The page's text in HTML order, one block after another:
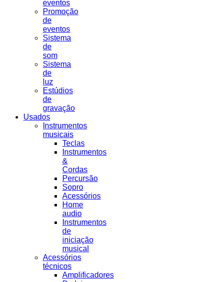
eventos
Promoção
de
eventos
Sistema
de
som
Sistema
de
luz
Estúdios
de
gravação
Usados
Instrumentos
musicais
Teclas
Instrumentos
&
Cordas
Percursão
Sopro
Acessórios
Home
audio
Instrumentos
de
iniciação
musical
Acessórios
técnicos
Amplificadores